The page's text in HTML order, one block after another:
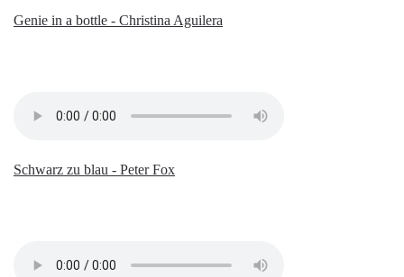
Genie in a bottle - Christina Aguilera
Schwarz zu blau - Peter Fox